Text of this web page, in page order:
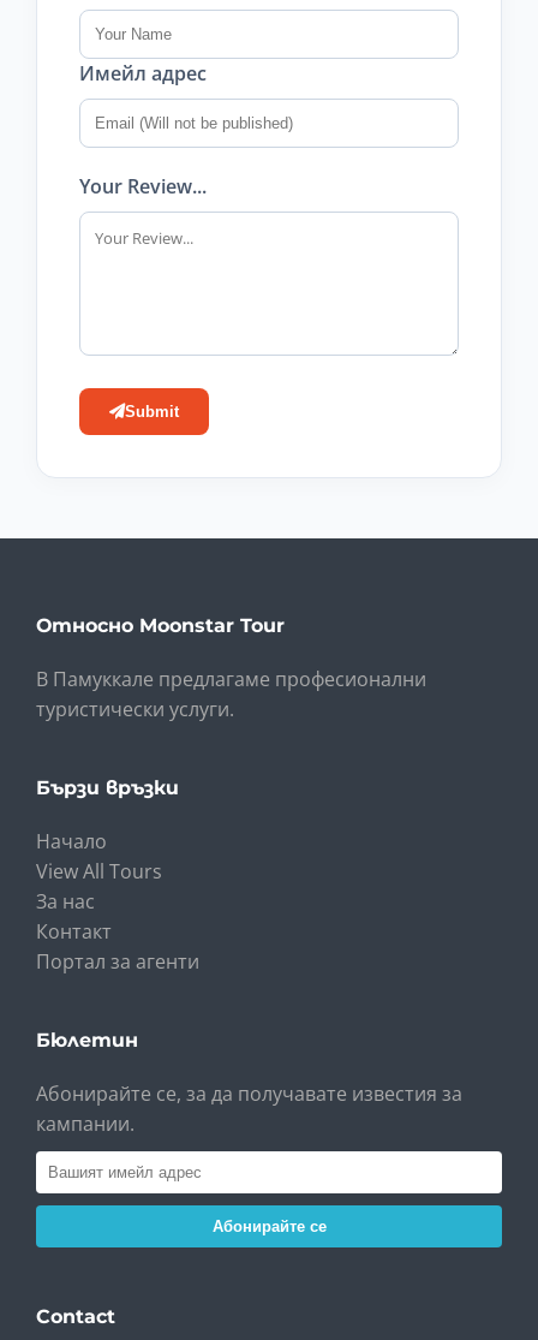
Имейл адрес
Your Review...
Submit
Относно Moonstar Tour
В Памуккале предлагаме професионални
туристически услуги.
Бързи връзки
Начало
View All Tours
За нас
Контакт
Портал за агенти
Бюлетин
Абонирайте се, за да получавате известия за
кампании.
Абонирайте се
Contact